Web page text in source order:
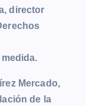
director
Mercado,
de la